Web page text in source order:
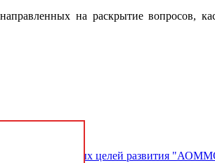
на раскрытие вопросов,
национальных целей развития